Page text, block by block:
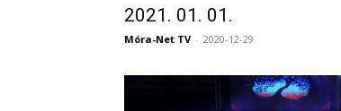
2021. 01. 01.
Móra-Net TV - 2020-12-29